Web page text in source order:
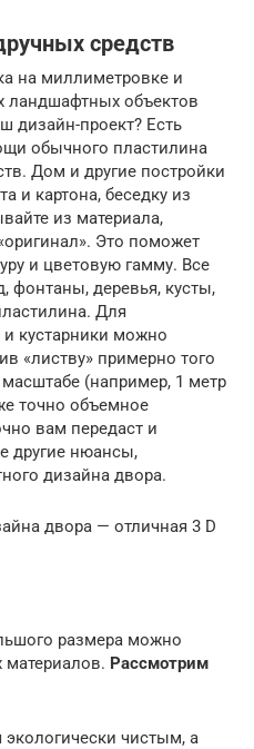
средств
на миллиметровке и
ландшафтных объектов
дизайн-проект? Есть
обычного пластилина
Дом и другие постройки
и картона, беседку из
из материала,
Это поможет
и цветовую гамму. Все
фонтаны, деревья, кусты,
Для
кустарники можно
«листву» примерно того
(например, 1 метр
точно объемное
вам передаст и
другие нюансы,
дизайна двора.
двора — отличная 3 D
размера можно
материалов. Рассмотрим
экологически чистым, а